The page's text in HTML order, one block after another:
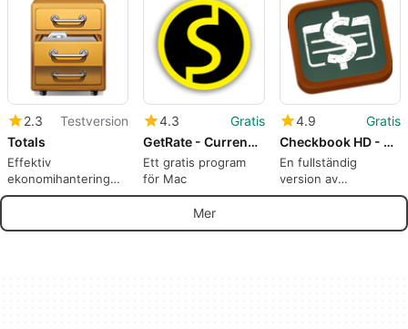
2.3
Testversion
Totals
Effektiv
ekonomihantering
med Totals
4.3
Gratis
GetRate - Currency Exchange Rates
Ett gratis program
för Mac
4.9
Gratis
Checkbook HD - Personal Finance
En fullständig
version av
programmet för Mac,
Mer